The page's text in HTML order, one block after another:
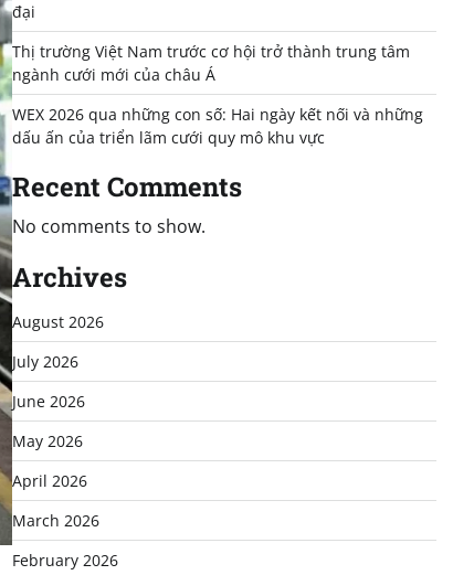
đại
Thị trường Việt Nam trước cơ hội trở thành trung tâm
ngành cưới mới của châu Á
WEX 2026 qua những con số: Hai ngày kết nối và những
dấu ấn của triển lãm cưới quy mô khu vực
Recent Comments
No comments to show.
Archives
August 2026
July 2026
June 2026
May 2026
April 2026
March 2026
February 2026